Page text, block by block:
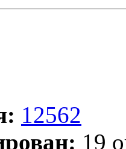
12562
19